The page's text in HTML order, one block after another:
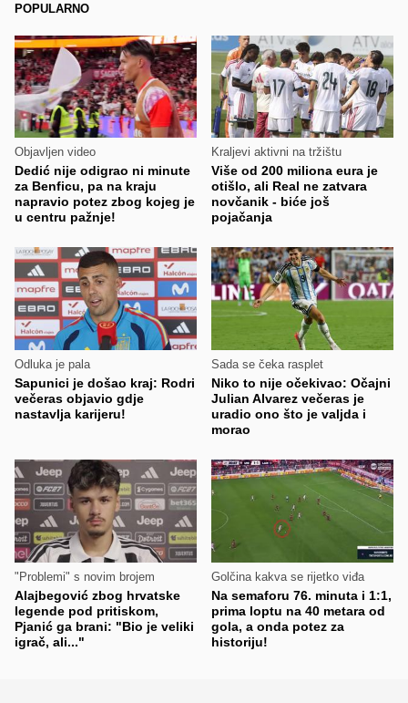
POPULARNO
Objavljen video
Dedić nije odigrao ni minute
za Benficu, pa na kraju
napravio potez zbog kojeg je
u centru pažnje!
Kraljevi aktivni na tržištu
Više od 200 miliona eura je
otišlo, ali Real ne zatvara
novčanik - biće još
pojačanja
Odluka je pala
Sapunici je došao kraj: Rodri
večeras objavio gdje
nastavlja karijeru!
Sada se čeka rasplet
Niko to nije očekivao: Očajni
Julian Alvarez večeras je
uradio ono što je valjda i
morao
"Problemi" s novim brojem
Alajbegović zbog hrvatske
legende pod pritiskom,
Pjanić ga brani: "Bio je veliki
igrač, ali..."
Golčina kakva se rijetko viđa
Na semaforu 76. minuta i 1:1,
prima loptu na 40 metara od
gola, a onda potez za
historiju!